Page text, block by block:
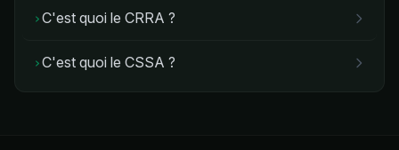
›C'est quoi le CRRA ?
›C'est quoi le CSSA ?